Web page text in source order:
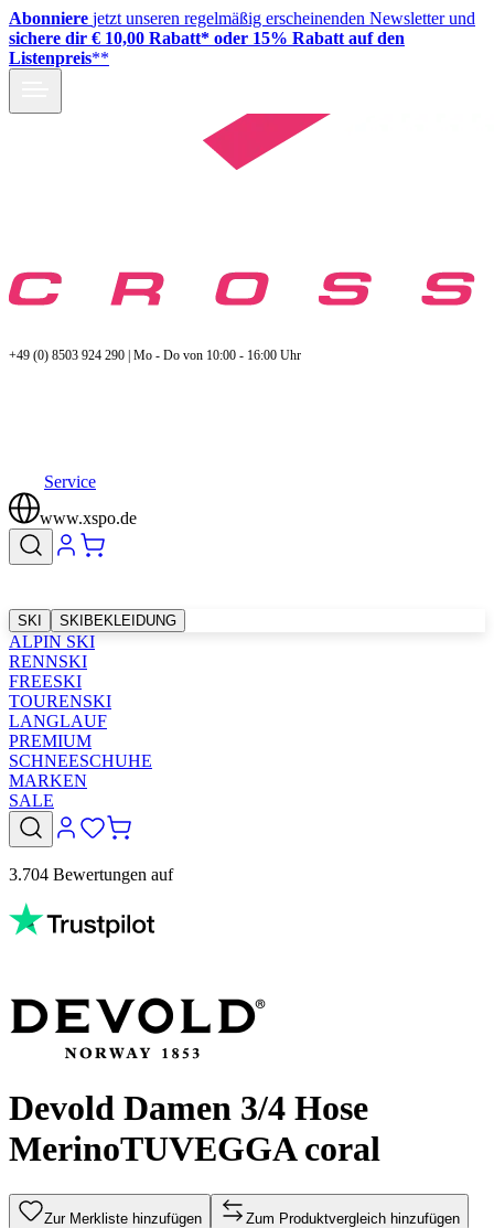
Abonniere jetzt unseren regelmäßig erscheinenden Newsletter und
sichere dir € 10,00 Rabatt* oder 15% Rabatt auf den
Listenpreis**
+49 (0) 8503 924 290 | Mo - Do von 10:00 - 16:00 Uhr
Service
www.xspo.de
SKI SKIBEKLEIDUNG
ALPIN SKI
RENNSKI
FREESKI
TOURENSKI
LANGLAUF
PREMIUM
SCHNEESCHUHE
MARKEN
SALE
3.704 Bewertungen auf
Devold Damen 3/4 Hose
MerinoTUVEGGA coral
Zur Merkliste hinzufügen Zum Produktvergleich hinzufügen